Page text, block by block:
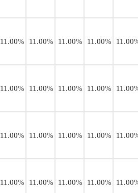
11.00% 11.00% 11.00% 11.00%
11.00% 11.00% 11.00% 11.00%
11.00% 11.00% 11.00% 11.00%
11.00% 11.00% 11.00% 11.00%